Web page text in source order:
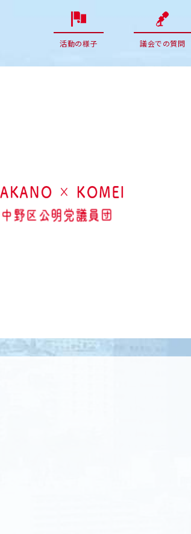
活動の様子 議会での質問